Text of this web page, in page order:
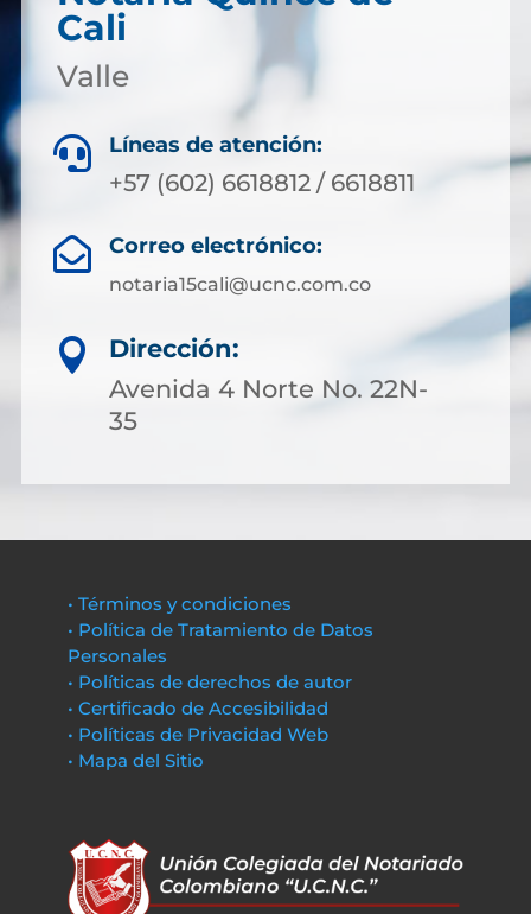
Cali
Valle
 Líneas de atención:
+57 (602) 6618812 / 6618811
 Correo electrónico:
notaria15cali@ucnc.com.co

Dirección:
Avenida 4 Norte No. 22N-
35
• Términos y condiciones
• Política de Tratamiento de Datos
Personales
• Políticas de derechos de autor
• Certificado de Accesibilidad
• Políticas de Privacidad Web
• Mapa del Sitio